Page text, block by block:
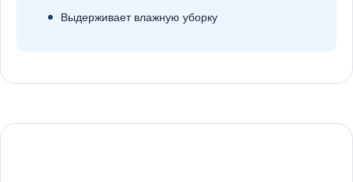
Выдерживает влажную уборку